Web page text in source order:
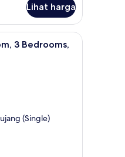
Lihat harga
Balcony (Family Room, 3
3 Bedrooms,
(Single)